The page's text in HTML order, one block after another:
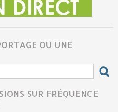
OU UNE
SUR FRÉQUENCE